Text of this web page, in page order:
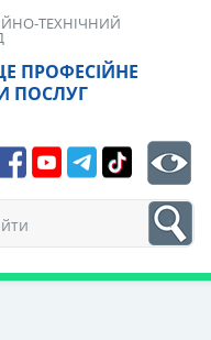
ПРОФЕСІЙНЕ
ПОСЛУГ
ТЕХНІЧНИЙ
1